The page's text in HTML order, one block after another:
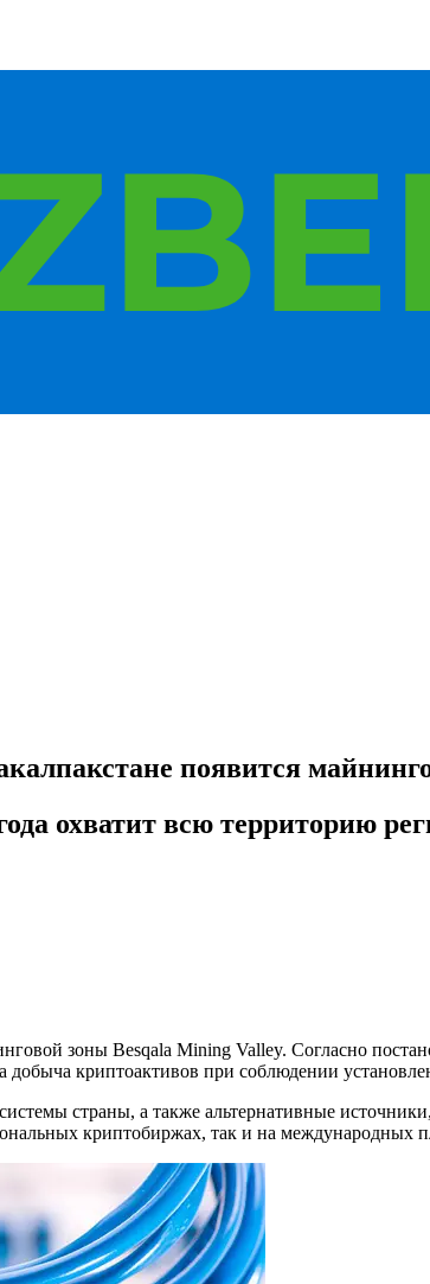
появится
охватит всю территорию
зоны Besqala Mining Valley. Согласно
добыча криптоактивов при соблюдении
страны, а также альтернативные
криптобиржах, так и на международных